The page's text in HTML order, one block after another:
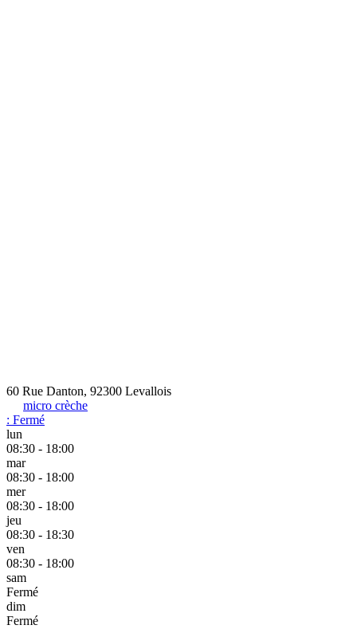
60 Rue Danton, 92300 Levallois
micro crèche
: Fermé
lun
08:30 - 18:00
mar
08:30 - 18:00
mer
08:30 - 18:00
jeu
08:30 - 18:30
ven
08:30 - 18:00
sam
Fermé
dim
Fermé